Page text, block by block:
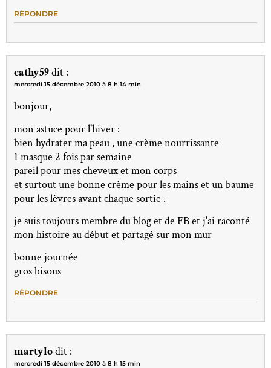
RÉPONDRE
cathy59dit :
mercredi 15 décembre 2010 à 8 h 14 min
bonjour,
mon astuce pour l'hiver :
bien hydrater ma peau , une crème nourrissante
1 masque 2 fois par semaine
pareil pour mes cheveux et mon corps
et surtout une bonne crème pour les mains et un baume
pour les lèvres avant chaque sortie .
je suis toujours membre du blog et de FB et j'ai raconté
mon histoire au début et partagé sur mon mur
bonne journée
gros bisous
RÉPONDRE
martylodit :
mercredi 15 décembre 2010 à 8 h 15 min